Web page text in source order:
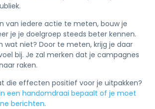
van iedere actie te meten, bouw je
je je doelgroep steeds beter kennen.
wat niet? Door te meten, krijg je daar
bij. Je zal merken dat je campagnes
raken.
die effecten positief voor je uitpakken?
een handomdraai bepaalt of je moet
berichten.